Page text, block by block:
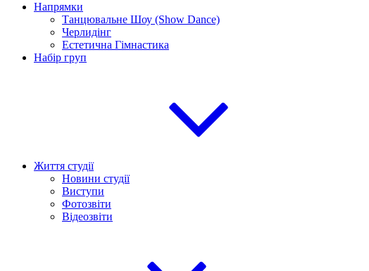
Напрямки
Танцювальне Шоу (Show Dance)
Черлидінг
Естетична Гімнастика
Набір груп
Життя студії
Новини студії
Виступи
Фотозвіти
Відеозвіти